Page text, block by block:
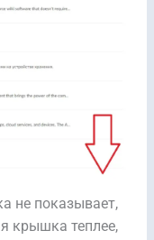
не показывает,
крышка теплее,